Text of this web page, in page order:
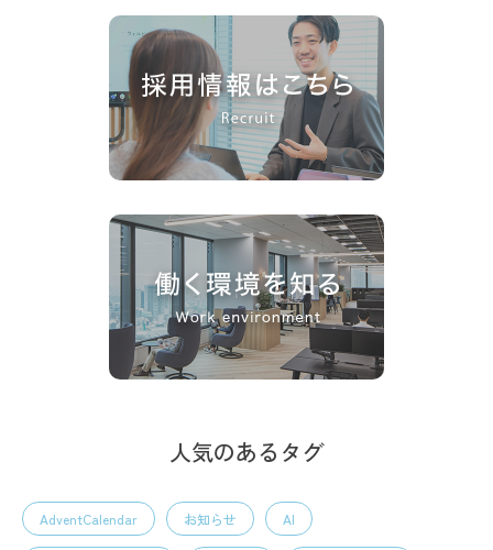
人気のあるタグ
AdventCalendar お知らせ AI